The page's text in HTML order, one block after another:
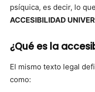
psíquica, es decir, lo
ACCESIBILIDAD
¿Qué es la
El mis­mo tex­to legal
como: